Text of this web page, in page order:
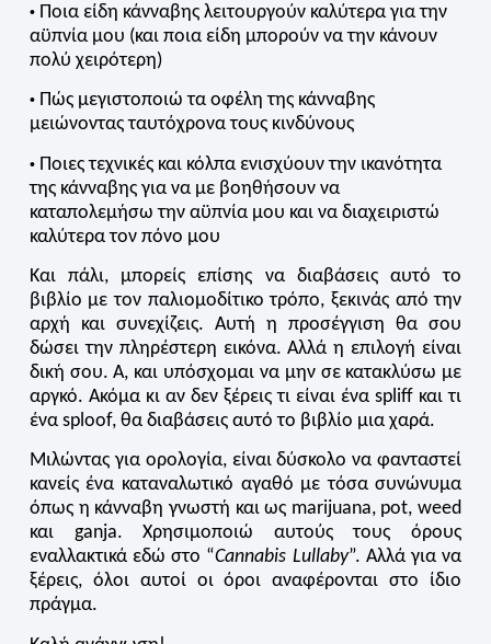
• Ποια είδη κάνναβης λειτουργούν καλύτερα για την
αϋπνία μου (και ποια είδη μπορούν να την κάνουν
πολύ χειρότερη)
• Πώς μεγιστοποιώ τα οφέλη της κάνναβης
μειώνοντας ταυτόχρονα τους κινδύνους
• Ποιες τεχνικές και κόλπα ενισχύουν την ικανότητα
της κάνναβης για να με βοηθήσουν να
καταπολεμήσω την αϋπνία μου και να διαχειριστώ
καλύτερα τον πόνο μου
Και πάλι, μπορείς επίσης να διαβάσεις αυτό το
βιβλίο με τον παλιομοδίτικο τρόπο, ξεκινάς από την
αρχή και συνεχίζεις. Αυτή η προσέγγιση θα σου
δώσει την πληρέστερη εικόνα. Αλλά η επιλογή είναι
δική σου. Α, και υπόσχομαι να μην σε κατακλύσω με
αργκό. Ακόμα κι αν δεν ξέρεις τι είναι ένα spliff και τι
ένα sploof, θα διαβάσεις αυτό το βιβλίο μια χαρά.
Μιλώντας για ορολογία, είναι δύσκολο να φανταστεί
κανείς ένα καταναλωτικό αγαθό με τόσα συνώνυμα
όπως η κάνναβη γνωστή και ως marijuana, pot, weed
και ganja. Χρησιμοποιώ αυτούς τους όρους
εναλλακτικά εδώ στο “Cannabis Lullaby”. Αλλά για να
ξέρεις, όλοι αυτοί οι όροι αναφέρονται στο ίδιο
πράγμα.